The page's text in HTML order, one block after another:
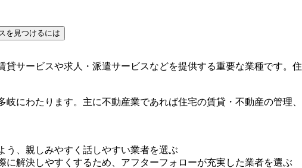
を見つけるには
貸サービスや求人・派遣サービスなどを提供する重要な業種です
岐にわたります。主に不動産業であれば住宅の賃貸・不動産の管
う、親しみやすく話しやすい業者を選ぶ
に解決しやすくするため、アフターフォローが充実した業者を選ぶ